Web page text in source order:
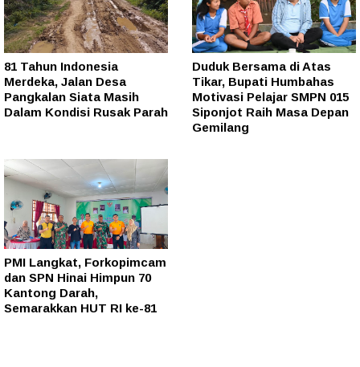
81 Tahun Indonesia
Merdeka, Jalan Desa
Pangkalan Siata Masih
Dalam Kondisi Rusak Parah
Duduk Bersama di Atas
Tikar, Bupati Humbahas
Motivasi Pelajar SMPN 015
Siponjot Raih Masa Depan
Gemilang
PMI Langkat, Forkopimcam
dan SPN Hinai Himpun 70
Kantong Darah,
Semarakkan HUT RI ke-81